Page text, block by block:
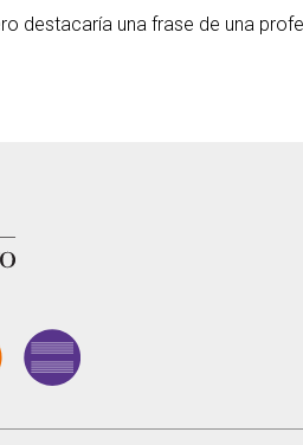
destacaría una frase de una